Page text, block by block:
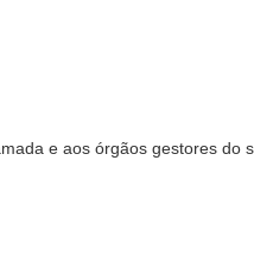
e aos órgãos gestores